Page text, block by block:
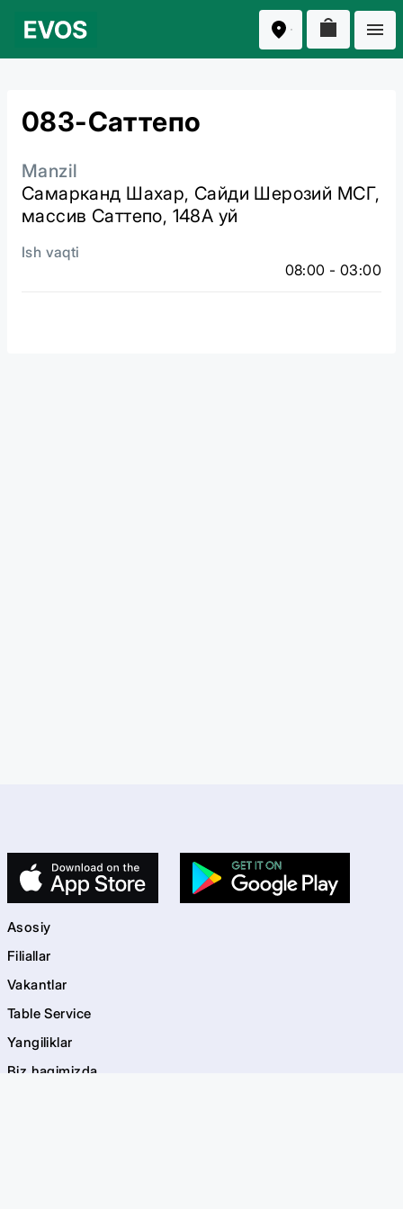
083-Саттепо
Manzil
Самарканд Шахар, Сайди Шерозий МСГ,
массив Саттепо, 148А уй
Ish vaqti
08:00 - 03:00
Asosiy
Filiallar
Vakantlar
Table Service
Yangiliklar
Biz haqimizda